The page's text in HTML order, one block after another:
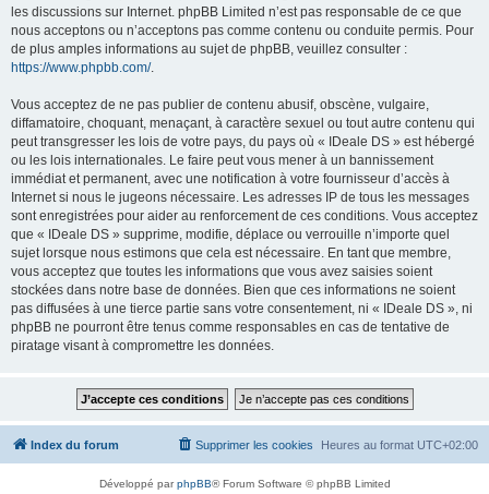
les discussions sur Internet. phpBB Limited n’est pas responsable de ce que
nous acceptons ou n’acceptons pas comme contenu ou conduite permis. Pour
de plus amples informations au sujet de phpBB, veuillez consulter :
https://www.phpbb.com/.
Vous acceptez de ne pas publier de contenu abusif, obscène, vulgaire,
diffamatoire, choquant, menaçant, à caractère sexuel ou tout autre contenu qui
peut transgresser les lois de votre pays, du pays où « IDeale DS » est hébergé
ou les lois internationales. Le faire peut vous mener à un bannissement
immédiat et permanent, avec une notification à votre fournisseur d’accès à
Internet si nous le jugeons nécessaire. Les adresses IP de tous les messages
sont enregistrées pour aider au renforcement de ces conditions. Vous acceptez
que « IDeale DS » supprime, modifie, déplace ou verrouille n’importe quel
sujet lorsque nous estimons que cela est nécessaire. En tant que membre,
vous acceptez que toutes les informations que vous avez saisies soient
stockées dans notre base de données. Bien que ces informations ne soient
pas diffusées à une tierce partie sans votre consentement, ni « IDeale DS », ni
phpBB ne pourront être tenus comme responsables en cas de tentative de
piratage visant à compromettre les données.
Index du forum Heures au format UTC+02:00
Supprimer les cookies
Développé parphpBB® Forum Software © phpBB Limited